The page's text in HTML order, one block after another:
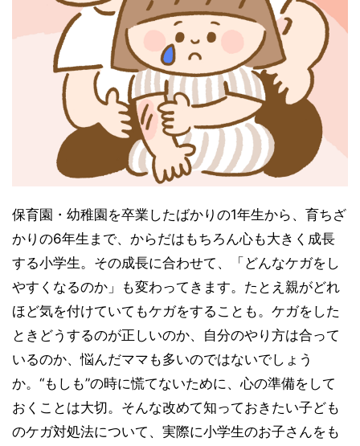
保育園・幼稚園を卒業したばかりの1年生から、育ちざ
かりの6年生まで、からだはもちろん心も大きく成長
する小学生。その成長に合わせて、「どんなケガをし
やすくなるのか」も変わってきます。たとえ親がどれ
ほど気を付けていてもケガをすることも。ケガをした
ときどうするのが正しいのか、自分のやり方は合って
いるのか、悩んだママも多いのではないでしょう
か。“もしも”の時に慌てないために、心の準備をして
おくことは大切。そんな改めて知っておきたい子ども
のケガ対処法について、実際に小学生のお子さんをも